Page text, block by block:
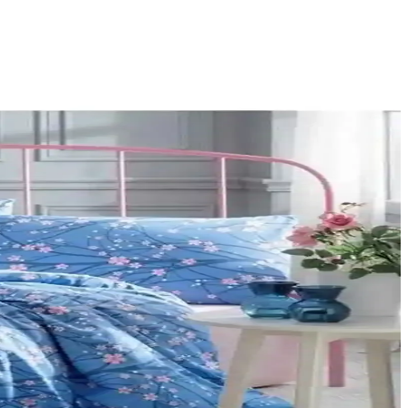
silgiyi seçmenize yardımcı oluyoruz.
belirlemenize yardımcı oluyor.